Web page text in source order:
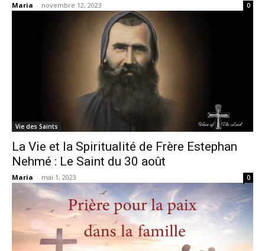
Maria - novembre 12, 2023 0
Vie des Saints
La Vie et la Spiritualité de Frère Estephan
Nehmé : Le Saint du 30 août
Maria - mai 1, 2023 0